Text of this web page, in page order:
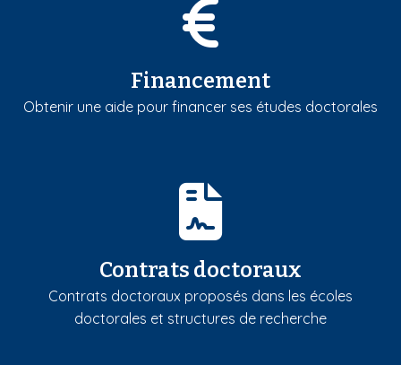
Financement
Obtenir une aide pour financer ses études doctorales
Contrats doctoraux
Contrats doctoraux proposés dans les écoles
doctorales et structures de recherche